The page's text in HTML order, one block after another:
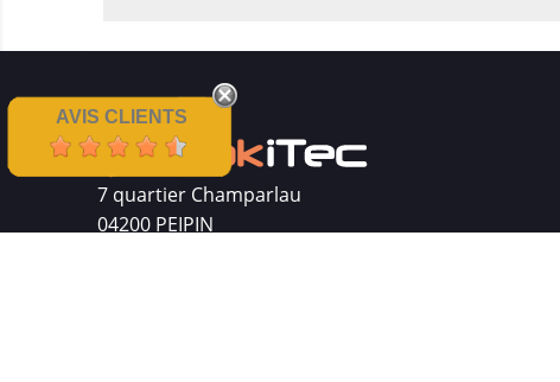
7 quartier Champarlau
04200 PEIPIN
AVIS CLIENTS